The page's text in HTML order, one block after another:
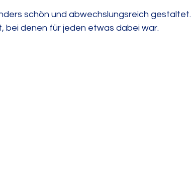
schön und abwechslungsreich gestaltet.
denen für jeden etwas dabei war.